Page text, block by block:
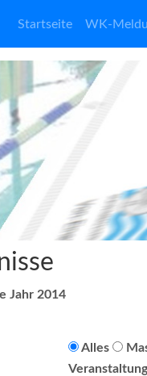
Startseite WK-
Jahr 2014
Alles
Veranstaltung